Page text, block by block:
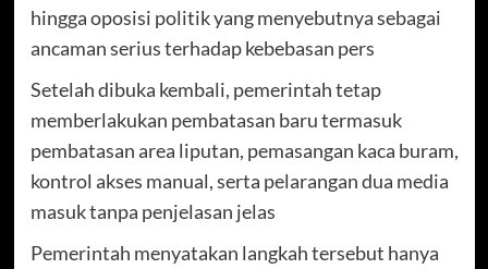
hingga oposisi politik yang menyebutnya sebagai
ancaman serius terhadap kebebasan pers
Setelah dibuka kembali, pemerintah tetap
memberlakukan pembatasan baru termasuk
pembatasan area liputan, pemasangan kaca buram,
kontrol akses manual, serta pelarangan dua media
masuk tanpa penjelasan jelas
Pemerintah menyatakan langkah tersebut hanya